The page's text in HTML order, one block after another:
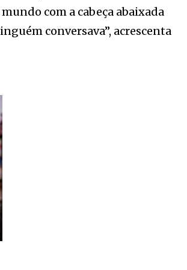
com a cabeça abaixada
conversava”, acrescenta